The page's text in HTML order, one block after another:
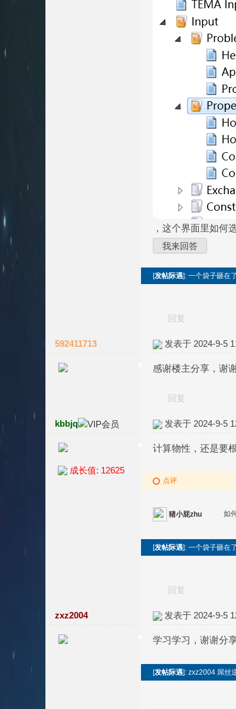
，这个界面里如何
我来回答
[发帖际遇]: 一个袋子砸在
回复
592411713 发表于 2024-9-5
感谢楼主分享，谢
回复
kbbjq
成长值: 12625
发表于 2024-9-5
计算物性，还是要
点评
猪小屁zhu 如
[发帖际遇]: 一个袋子砸在
回复
zxz2004 发表于 2024-9-5
学习学习，谢谢分
[发帖际遇]: zxz2004 屌丝